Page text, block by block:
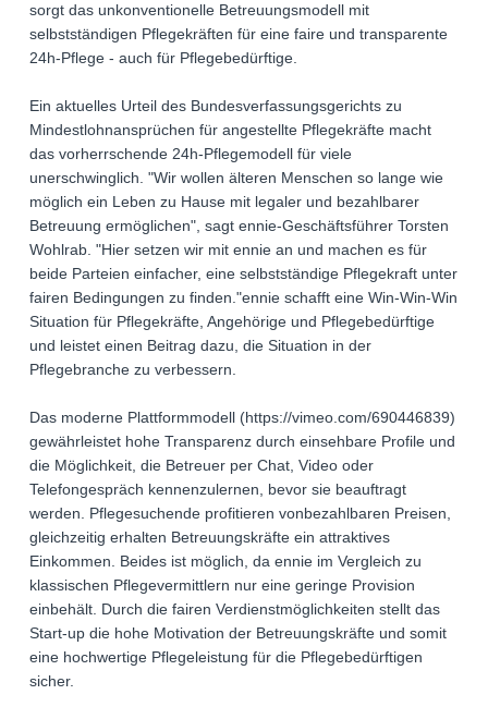
sorgt das unkonventionelle Betreuungsmodell mit
selbstständigen Pflegekräften für eine faire und transparente
24h-Pflege - auch für Pflegebedürftige.
Ein aktuelles Urteil des Bundesverfassungsgerichts zu
Mindestlohnansprüchen für angestellte Pflegekräfte macht
das vorherrschende 24h-Pflegemodell für viele
unerschwinglich. "Wir wollen älteren Menschen so lange wie
möglich ein Leben zu Hause mit legaler und bezahlbarer
Betreuung ermöglichen", sagt ennie-Geschäftsführer Torsten
Wohlrab. "Hier setzen wir mit ennie an und machen es für
beide Parteien einfacher, eine selbstständige Pflegekraft unter
fairen Bedingungen zu finden."ennie schafft eine Win-Win-Win
Situation für Pflegekräfte, Angehörige und Pflegebedürftige
und leistet einen Beitrag dazu, die Situation in der
Pflegebranche zu verbessern.
Das moderne Plattformmodell (https://vimeo.com/690446839)
gewährleistet hohe Transparenz durch einsehbare Profile und
die Möglichkeit, die Betreuer per Chat, Video oder
Telefongespräch kennenzulernen, bevor sie beauftragt
werden. Pflegesuchende profitieren vonbezahlbaren Preisen,
gleichzeitig erhalten Betreuungskräfte ein attraktives
Einkommen. Beides ist möglich, da ennie im Vergleich zu
klassischen Pflegevermittlern nur eine geringe Provision
einbehält. Durch die fairen Verdienstmöglichkeiten stellt das
Start-up die hohe Motivation der Betreuungskräfte und somit
eine hochwertige Pflegeleistung für die Pflegebedürftigen
sicher.